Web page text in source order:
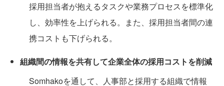
採用担当者が抱えるタスクや業務プロセスを標準化
し、効率性を上げられる。また、採用担当者間の連
携コストも下げられる。
組織間の情報を共有して企業全体の採用コストを削減
Somhakoを通して、人事部と採用する組織で情報